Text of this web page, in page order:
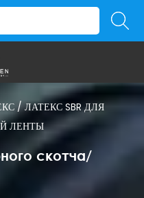
/ЛАТЕКС SBR ДЛЯ
ЛЕНТЫ
скотча/